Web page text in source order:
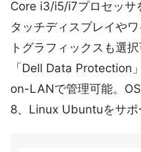
Core i3/i5/i7プロセッサ
タッチディスプレイや
トグラフィックスも選
「Dell Data Protection
on-LANで管理可能。
8、Linux Ubuntuをサポ